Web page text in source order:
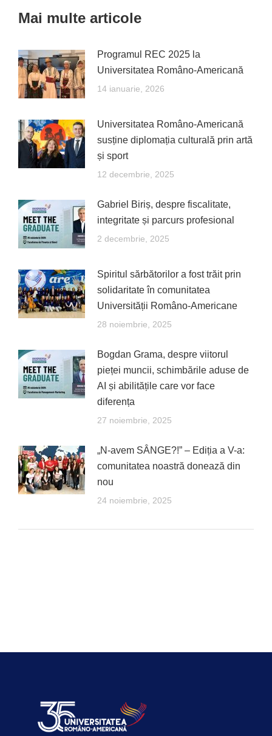
Mai multe articole
Programul REC 2025 la
Universitatea Româno-Americană
14 ianuarie, 2026
Universitatea Româno-Americană
susține diplomația culturală prin artă
și sport
12 decembrie, 2025
Gabriel Biriș, despre fiscalitate,
integritate și parcurs profesional
2 decembrie, 2025
Spiritul sărbătorilor a fost trăit prin
solidaritate în comunitatea
Universității Româno-Americane
28 noiembrie, 2025
Bogdan Grama, despre viitorul
pieței muncii, schimbările aduse de
AI și abilitățile care vor face
diferența
27 noiembrie, 2025
„N-avem SÂNGE?!” – Ediția a V-a:
comunitatea noastră donează din
nou
24 noiembrie, 2025